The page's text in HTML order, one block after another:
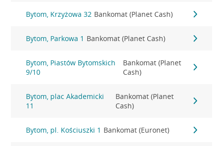
Bytom, Krzyżowa 32 Bankomat (Planet Cash)
Bytom, Parkowa 1 Bankomat (Planet Cash)
Bytom, Piastów Bytomskich
9/10
Bankomat (Planet
Cash)
Bytom, plac Akademicki
11
Bankomat (Planet
Cash)
Bytom, pl. Kościuszki 1 Bankomat (Euronet)